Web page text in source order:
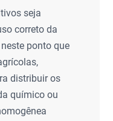
seja
correto da
ponto que
distribuir os
químico ou